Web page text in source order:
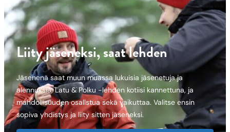
Liity jäseneksi, saat lehden
Jäsenenä saat muun muassa lukuisia jäsenetuja ja
alennuksia, Latu & Polku -lehden kotiisi kannettuna, ja
mahdollisuuden osallstua sekä vaikuttaa. Valitse ensin
sopiva yhdistys ja liity sitten jäseneksi.